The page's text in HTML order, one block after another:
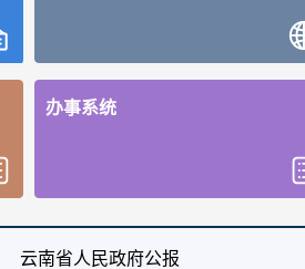
办事系统
云南省人民政府公报